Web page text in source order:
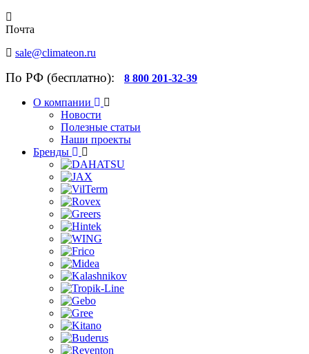
Почта
sale@climateon.ru
По РФ (бесплатно): 8 800 201-32-39
О компании
Новости
Полезные статьи
Наши проекты
Бренды